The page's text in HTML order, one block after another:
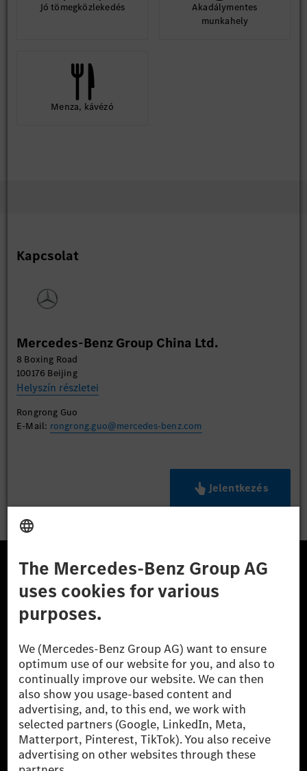
Jó tömegközlekedés
Akadálymentes
munkahely
Menza, kávézó
Kapcsolat
Mercedes-Benz Group China Ltd.
8 Boxing Road
100176 Beijing
Helyszín részletei
Rongrong Guo
E-Mail: rongrong.guo@mercedes-benz.com
Jelentkezés
A Mercedes-Benz Csoport
A Mercedes-Benz Group AG (korábbi Daimler AG) a
Mercedes-Benz AG-val együtt a prémium és
luxusautók, valamint kishaszonjárművek vezető
globális szállítói vagyunk. A Mercedes-Benz Mobility
AG finanszírozást, lízinget, autó előfizetést és
autókölcsönzést, flottakezelést, digitális
szolgáltatásokat a töltéshez és fizetéshez,
biztosításközvetítést, valamint innovatív mobilitási
szolgáltatásokat kínál.